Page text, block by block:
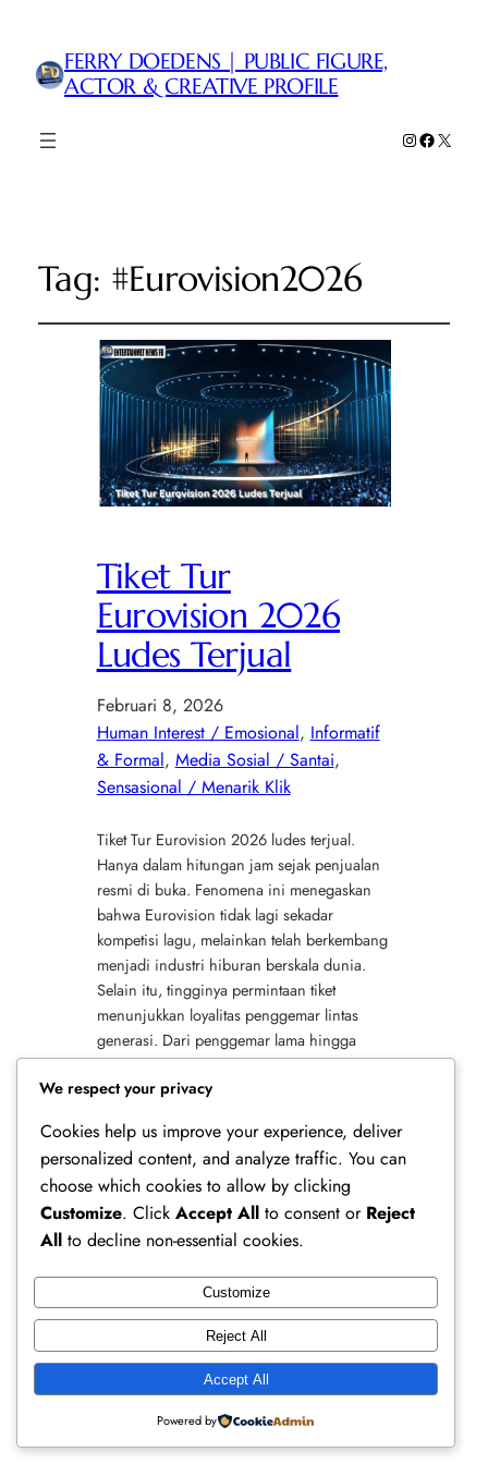
FERRY DOEDENS | PUBLIC FIGURE,
ACTOR & CREATIVE PROFILE
Instagram
Facebook
X
Tag: #Eurovision2026
Tiket Tur
Eurovision 2026
Ludes Terjual
Februari 8, 2026
Human Interest / Emosional, Informatif
& Formal, Media Sosial / Santai
Sensasional / Menarik Klik
Tiket Tur Eurovision 2026 ludes terjual.
Hanya dalam hitungan jam sejak penjualan
resmi di buka. Fenomena ini menegaskan
bahwa Eurovision tidak lagi sekadar
kompetisi lagu, melainkan telah berkembang
menjadi industri hiburan berskala dunia.
Selain itu, tingginya permintaan tiket
menunjukkan loyalitas penggemar lintas
generasi. Dari penggemar lama hingga
audiens muda, semuanya berlomba
mengamankan kursi terbaik. Karena…
Ferry Doedens | Public Figure, Actor & Creative
Profile
Instagram
Facebook
X
We respect your privacy
Cookies help us improve your experience, deliver
personalized content, and analyze traffic. You can
choose which cookies to allow by clicking
Customize. Click Accept All to consent or Reject
All to decline non-essential cookies.
Customize
Reject All
Accept All
Powered by